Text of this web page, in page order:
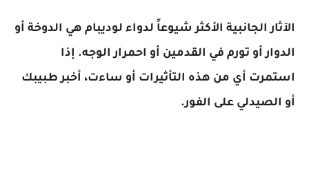
الآثار الجانبية الأكثر شيوعاً لدواء لوديبام هي الدوخة أو
الدوار أو تورم في القدمين أو احمرار الوجه. إذا
استمرت أي من هذه التأثيرات أو ساءت، أخبر طبيبك
أو الصيدلي على الفور.